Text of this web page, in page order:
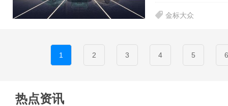
金标大众
1 2 3 4 5 6
热点资讯